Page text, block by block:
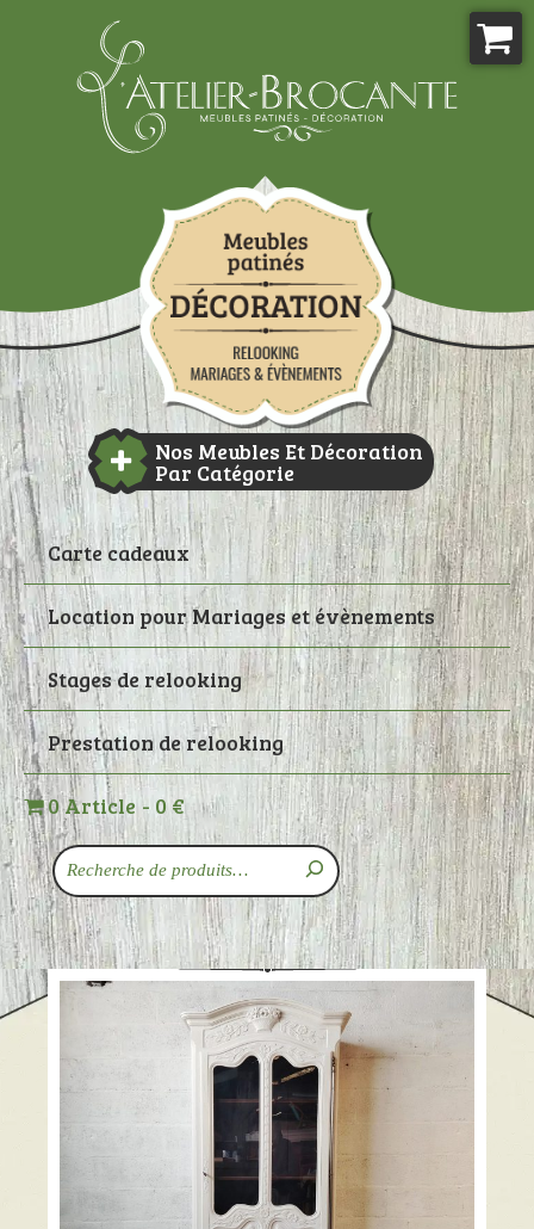
Nos Meubles Et Décoration
Par Catégorie
Carte cadeaux
Location pour Mariages et évènements
Stages de relooking
Prestation de relooking
0 Article 0 €
Recherche